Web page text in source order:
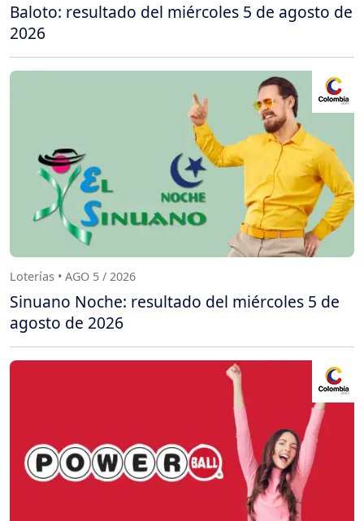
Baloto: resultado del miércoles 5 de agosto de
2026
Loterías • AGO 5 / 2026
Sinuano Noche: resultado del miércoles 5 de
agosto de 2026